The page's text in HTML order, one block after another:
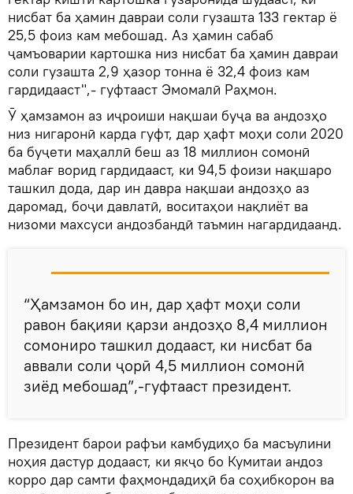
нисбат ба ҳамин давраи соли гузашта 133 гектар ё
25,5 фоиз кам мебошад. Аз ҳамин сабаб
ҷамъоварии картошка низ нисбат ба ҳамин давраи
соли гузашта 2,9 ҳазор тонна ё 32,4 фоиз кам
гардидааст",- гуфтааст Эмомалӣ Раҳмон.
Ӯ ҳамзамон аз иҷроиши нақшаи буҷа ва андозҳо
низ нигаронӣ карда гуфт, дар ҳафт моҳи соли 2020
ба буҷети маҳаллӣ беш аз 18 миллион сомонӣ
маблағ ворид гардидааст, ки 94,5 фоизи нақшаро
ташкил дода, дар ин давра нақшаи андозҳо аз
даромад, боҷи давлатӣ, воситаҳои нақлиёт ва
низоми махсуси андозбандӣ таъмин нагардидаанд.
“Ҳамзамон бо ин, дар ҳафт моҳи соли
равон бақияи қарзи андозҳо 8,4 миллион
сомониро ташкил додааст, ки нисбат ба
аввали соли ҷорӣ 4,5 миллион сомонӣ
зиёд мебошад”,-гуфтааст президент.
Президент барои рафъи камбудиҳо ба масъулини
ноҳия дастур додааст, ки якҷо бо Кумитаи андоз
корро дар самти фаҳмондадиҳӣ ба соҳибкорон ва